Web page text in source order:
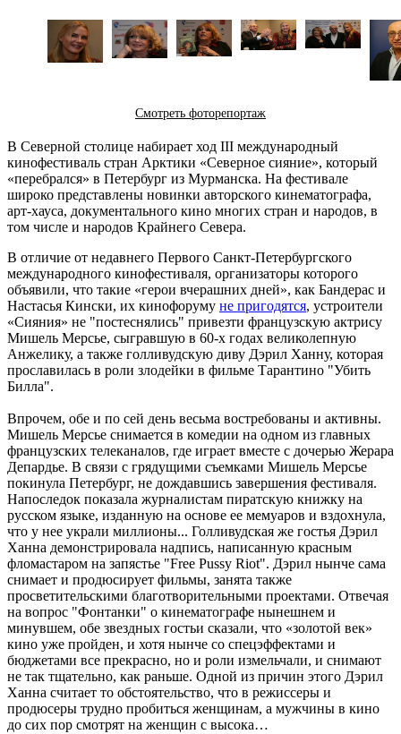
Смотреть фоторепортаж
В Северной столице набирает ход III международный
кинофестиваль стран Арктики «Северное сияние», который
«перебрался» в Петербург из Мурманска. На фестивале
широко представлены новинки авторского кинематографа,
арт-хауса, документального кино многих стран и народов, в
том числе и народов Крайнего Севера.
В отличие от недавнего Первого Санкт-Петербургского
международного кинофестиваля, организаторы которого
объявили, что такие «герои вчерашних дней», как Бандерас и
Настасья Кински, их кинофоруму не пригодятся, устроители
«Сияния» не "постеснялись" привезти французскую актрису
Мишель Мерсье, сыгравшую в 60-х годах великолепную
Анжелику, а также голливудскую диву Дэрил Ханну, которая
прославилась в роли злодейки в фильме Тарантино "Убить
Билла".
Впрочем, обе и по сей день весьма востребованы и активны.
Мишель Мерсье снимается в комедии на одном из главных
французских телеканалов, где играет вместе с дочерью Жерара
Депардье. В связи с грядущими съемками Мишель Мерсье
покинула Петербург, не дождавшись завершения фестиваля.
Напоследок показала журналистам пиратскую книжку на
русском языке, изданную на основе ее мемуаров и вздохнула,
что у нее украли миллионы... Голливудская же гостья Дэрил
Ханна демонстрировала надпись, написанную красным
фломастаром на запястье "Free Pussy Riot". Дэрил нынче сама
снимает и продюсирует фильмы, занята также
просветительскими благотворительными проектами. Отвечая
на вопрос "Фонтанки" о кинематографе нынешнем и
минувшем, обе звездных гостьи сказали, что «золотой век»
кино уже пройден, и хотя нынче со спецэффектами и
бюджетами все прекрасно, но и роли измельчали, и снимают
не так тщательно, как раньше. Одной из причин этого Дэрил
Ханна считает то обстоятельство, что в режиссеры и
продюсеры трудно пробиться женщинам, а мужчины в кино
до сих пор смотрят на женщин с высока…